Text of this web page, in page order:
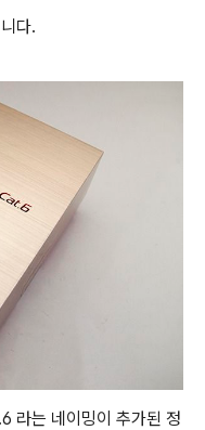
다.
라는 네이밍이 추가된 정